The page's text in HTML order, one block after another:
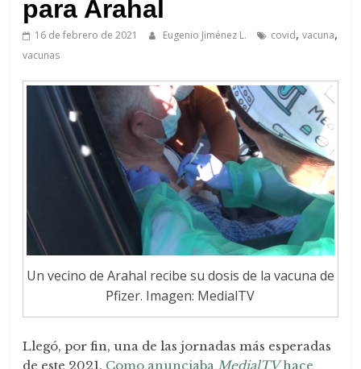
Arahal
para Arahal
16 de febrero de 2021 Eugenio Jiménez L. covid,vacuna,
vacunas
Un vecino de Arahal recibe su dosis de la vacuna de
Pfizer. Imagen: MedialTV
Llegó, por fin, una de las jornadas más esperadas
de este 2021. Como anunciaba MedialTVhace